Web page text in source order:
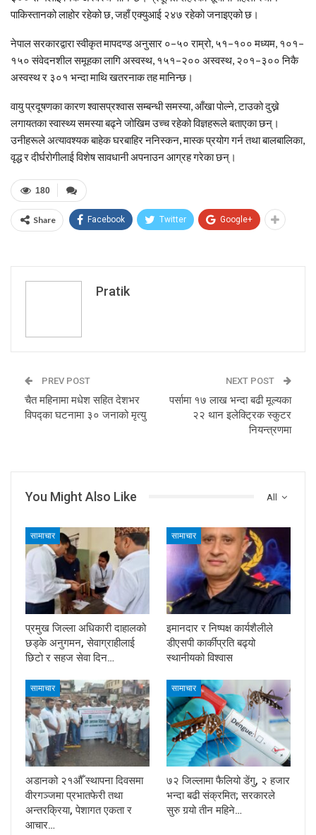
पाकिस्तानको लाहोर रहेको छ, जहाँ एक्युआई २४७ रहेको जनाइएको छ।
नेपाल सरकारद्वारा स्वीकृत मापदण्ड अनुसार ०–५० राम्रो, ५१–१०० मध्यम, १०१–
१५० संवेदनशील समूहका लागि अस्वस्थ, १५१–२०० अस्वस्थ, २०१–३०० निकै
अस्वस्थ र ३०१ भन्दा माथि खतरनाक तह मानिन्छ।
वायु प्रदूषणका कारण श्वासप्रश्वास सम्बन्धी समस्या, आँखा पोल्ने, टाउको दुख्ने
लगायतका स्वास्थ्य समस्या बढ्ने जोखिम उच्च रहेको विज्ञहरूले बताएका छन्।
उनीहरूले अत्यावश्यक बाहेक घरबाहिर ननिस्कन, मास्क प्रयोग गर्न तथा बालबालिका,
वृद्ध र दीर्घरोगीलाई विशेष सावधानी अपनाउन आग्रह गरेका छन्।
180
Share Facebook Twitter Google+
Pratik
PREV POST
चैत महिनामा मधेश सहित देशभर
विपद्का घटनामा ३० जनाको मृत्यु
NEXT POST
पर्सामा १७ लाख भन्दा बढी मूल्यका
२२ थान इलेक्ट्रिक स्कुटर
नियन्त्रणमा
All
You Might Also Like
सामाचार
प्रमुख जिल्ला अधिकारी दाहालको
छड्के अनुगमन, सेवाग्राहीलाई
छिटो र सहज सेवा दिन…
सामाचार
इमानदार र निष्पक्ष कार्यशैलीले
डीएसपी कार्कीप्रति बढ्यो
स्थानीयको विश्वास
सामाचार
अडानको २१औँ स्थापना दिवसमा
वीरगञ्जमा प्रभातफेरी तथा
अन्तरक्रिया, पेशागत एकता र
आचार…
सामाचार
७२ जिल्लामा फैलियो डेंगु, २ हजार
भन्दा बढी संक्रमित; सरकारले
सुरु गर्‍यो तीन महिने…